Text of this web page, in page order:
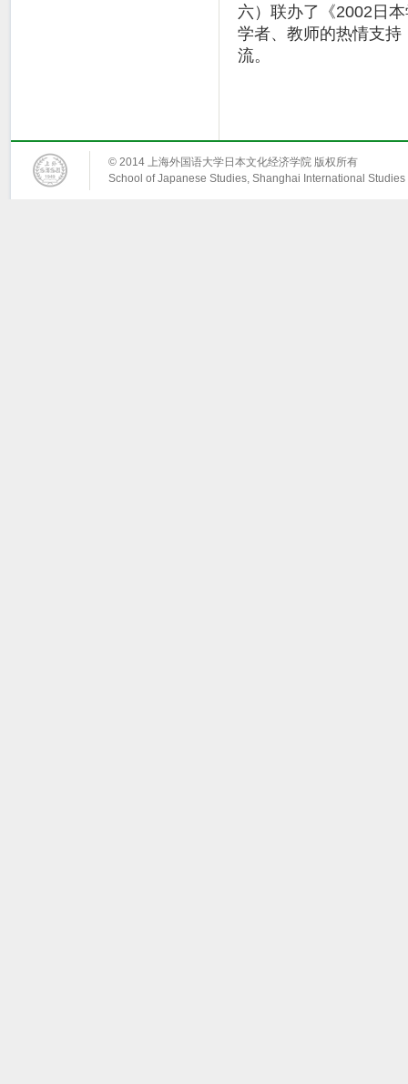
六）联办了《2002日
学者、教师的热情支
流。
© 2014 上海外国语大学日本文化经济学院 版权所有
School of Japanese Studies, Shanghai International